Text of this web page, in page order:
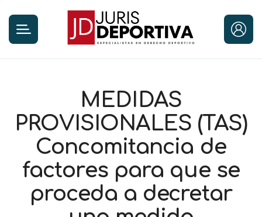
MEDIDAS
PROVISIONALES (TAS)
Concomitancia de
factores para que se
proceda a decretar